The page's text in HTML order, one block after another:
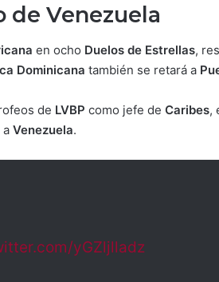
de Venezuela
en ocho Duelos de Estrellas,
Dominicana también se retará a
de LVBP como jefe de Caribes,
a Venezuela.
yGZljlladz